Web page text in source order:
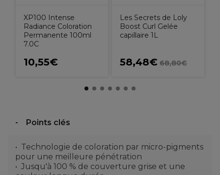
XP100 Intense
Radiance Coloration
Permanente 100ml
7.0C
10,55€
Les Secrets de Loly
Boost Curl Gelée
capillaire 1L
58,48€ 68,80€
Points clés
Technologie de coloration par micro-pigments
pour une meilleure pénétration
Jusqu'à 100 % de couverture grise et une